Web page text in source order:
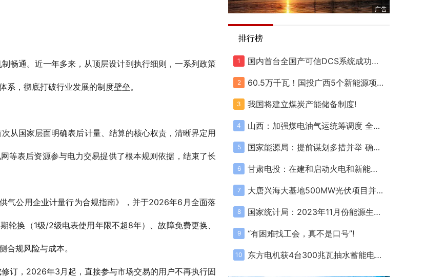
畅通。近一年多来，从顶层设计到执行细则，一系列政策
，彻底打破行业发展的制度壁垒。
从国家层面明确表后计量、结算的核心权责，清晰界定用
等表后资源参与电力交易提供了根本规则依据，结束了长
气公用企业计量行为合规指南》，并于2026年6月全面落
轮换（1级/2级电表使用年限不超8年）、故障免费更换、
合规风险与成本。
订，2026年3月起，直接参与市场交易的用户不再执行固
广告
排行榜
1 国内首台全国产可信DCS系统成功投运!
2 60.5万千瓦！国投广西5个新能源项目全部取得核准/备案!
3 我国将建立煤炭产能储备制度!
4 山西：加强煤电油气运统筹调度 全力做好能源保障和保暖保供工作!
5 国家能源局：提前谋划多措并举 确保迎峰度冬煤电气稳定供应!
6 甘肃电投：在建和启动火电和新能源项目规模11GW 总资产达880亿元!
7 大唐兴海大基地500MW光伏项目并网!
8 国家统计局：2023年11月份能源生产情况!
9 “有困难找工会，真不是口号”!
10 东方电机获4台300兆瓦抽水蓄能电站机组订单!